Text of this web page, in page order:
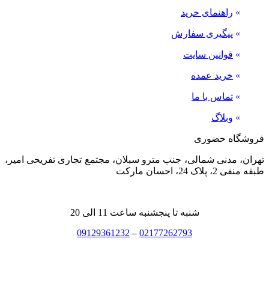
» راهنمای خرید
» پیگیری سفارش
» قوانین سایت
» خرید عمده
» تماس با ما
» وبلاگ
فروشگاه حضوری
تهران، مدنی شمالی، جنب مترو سبلان، مجتمع تجاری تفریحی امیر،
طبقه منفی 2، پلاک 24، احسان مارکت
شنبه تا پنجشنبه ساعت 11 الی 20
02177262793
–
09129361232